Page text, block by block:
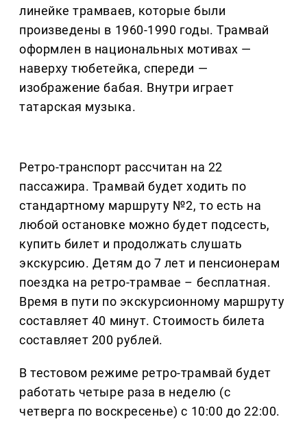
линейке трамваев, которые были
произведены в 1960-1990 годы. Трамвай
оформлен в национальных мотивах —
наверху тюбетейка, спереди —
изображение бабая. Внутри играет
татарская музыка.
Ретро-транспорт рассчитан на 22
пассажира. Трамвай будет ходить по
стандартному маршруту №2, то есть на
любой остановке можно будет подсесть,
купить билет и продолжать слушать
экскурсию. Детям до 7 лет и пенсионерам
поездка на ретро-трамвае – бесплатная.
Время в пути по экскурсионному маршруту
составляет 40 минут. Стоимость билета
составляет 200 рублей.
В тестовом режиме ретро-трамвай будет
работать четыре раза в неделю (с
четверга по воскресенье) с 10:00 до 22:00.